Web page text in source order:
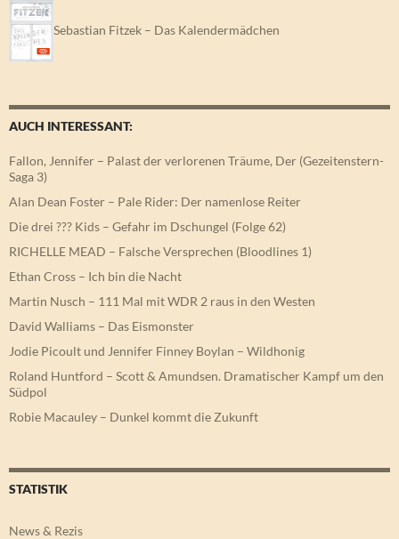
Sebastian Fitzek – Das Kalendermädchen
AUCH INTERESSANT:
Fallon, Jennifer – Palast der verlorenen Träume, Der (Gezeitenstern-
Saga 3)
Alan Dean Foster – Pale Rider: Der namenlose Reiter
Die drei ??? Kids – Gefahr im Dschungel (Folge 62)
RICHELLE MEAD – Falsche Versprechen (Bloodlines 1)
Ethan Cross – Ich bin die Nacht
Martin Nusch – 111 Mal mit WDR 2 raus in den Westen
David Walliams – Das Eismonster
Jodie Picoult und Jennifer Finney Boylan – Wildhonig
Roland Huntford – Scott & Amundsen. Dramatischer Kampf um den
Südpol
Robie Macauley – Dunkel kommt die Zukunft
STATISTIK
News & Rezis